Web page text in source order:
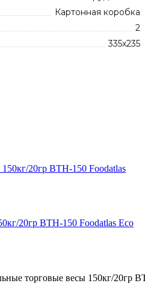
Картонная коробка
2
335x235
20гр ВТН-150 Foodatlas Eco
торговые весы 150кг/20гр